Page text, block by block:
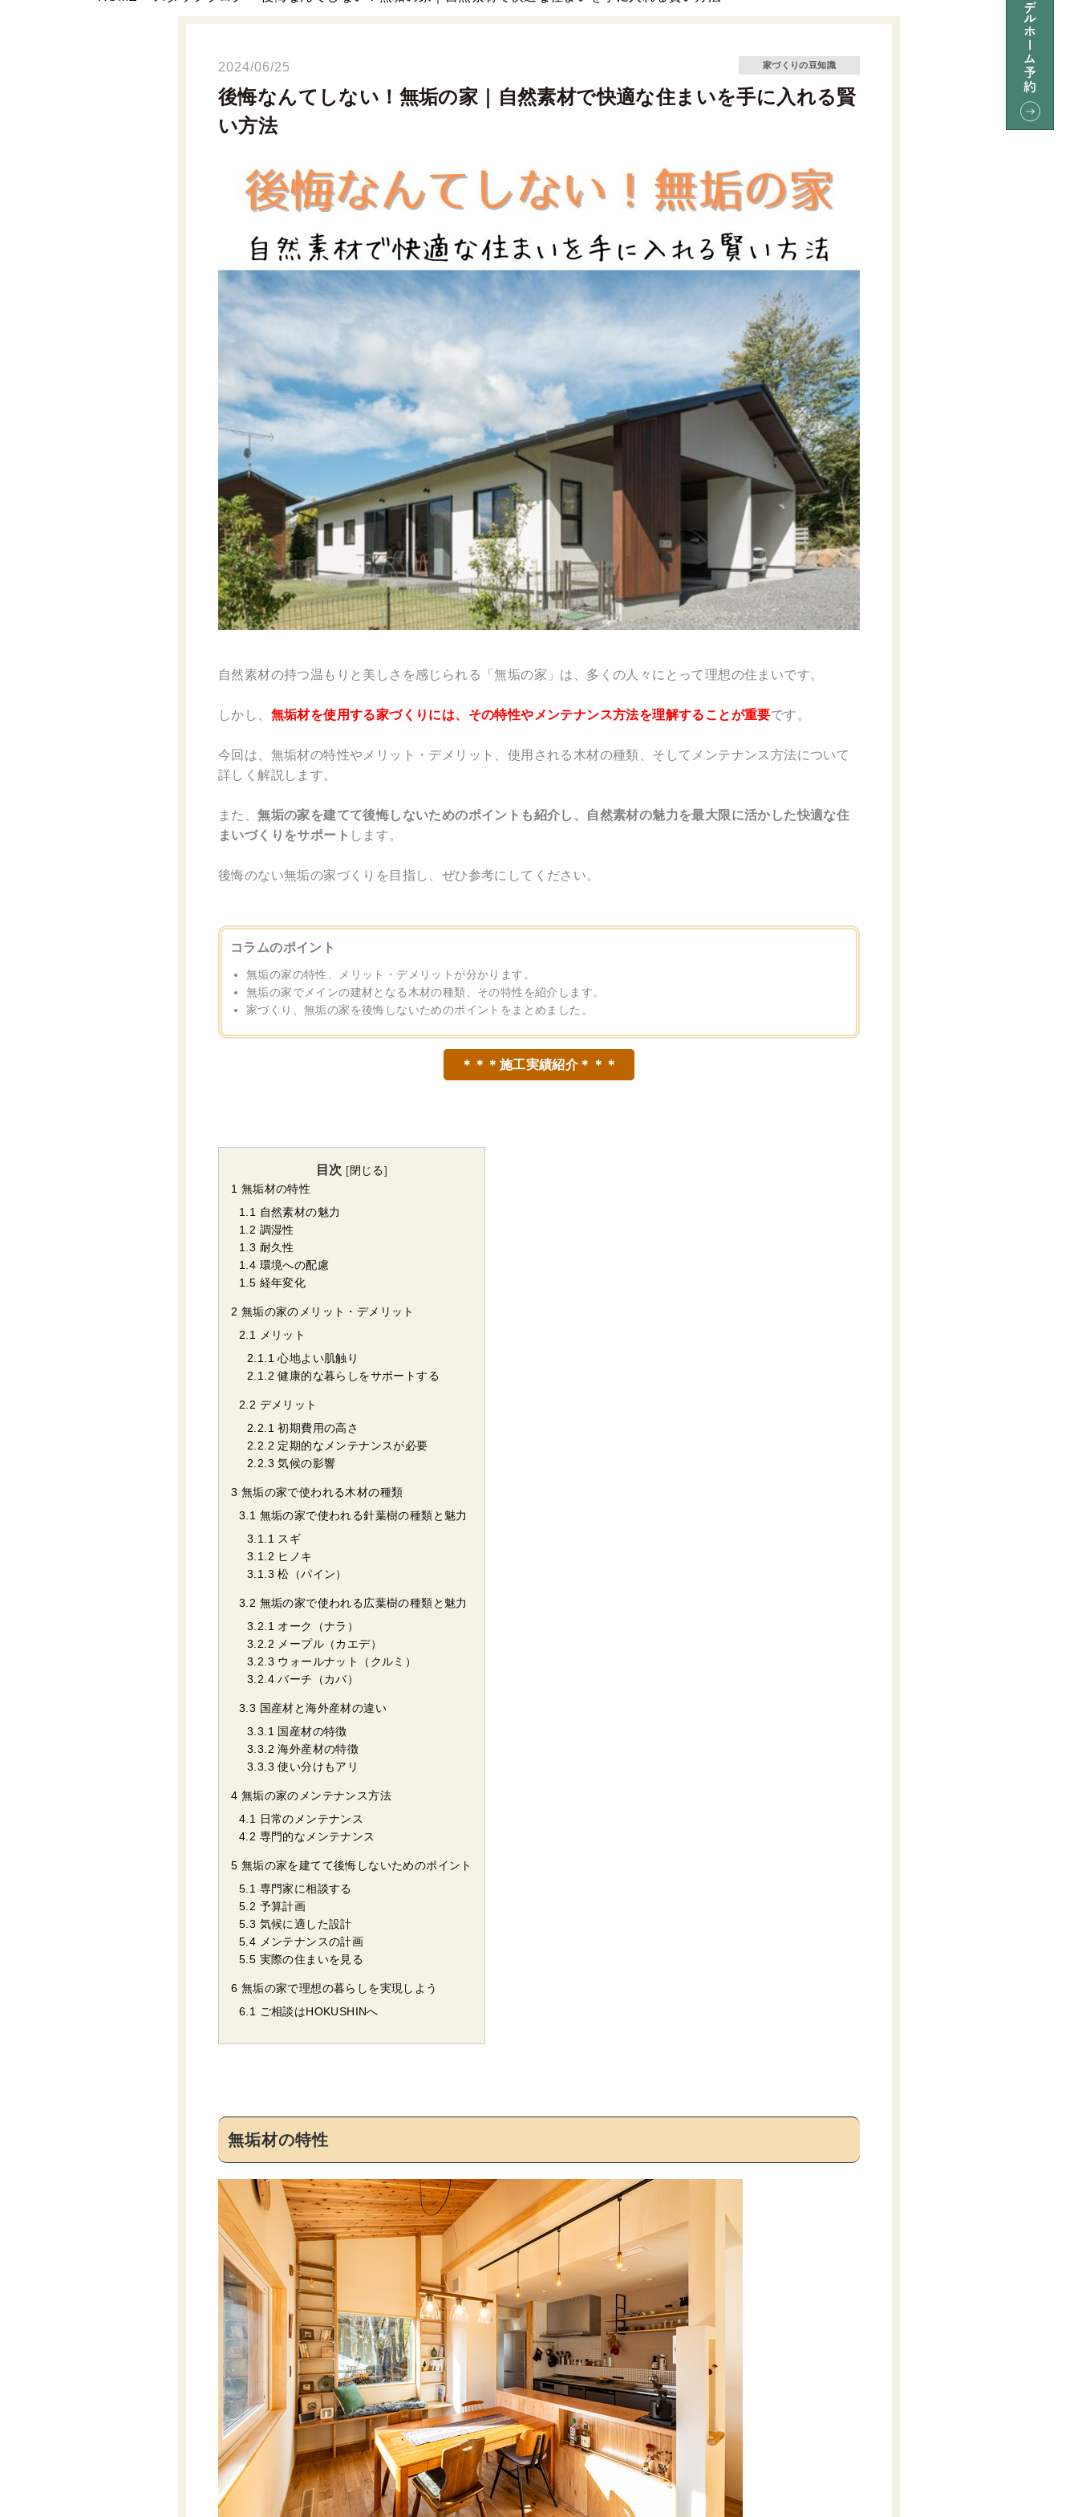
家づくりの豆知識
2024/06/25
後悔なんてしない！無垢の家｜自然素材で快適な住まいを手に入れる賢
い方法
自然素材の持つ温もりと美しさを感じられる「無垢の家」は、多くの人々にとって理想の住まいです。
しかし、 無垢材を使用する家づくりには、その特性やメンテナンス方法を理解することが重要です。
今回は、無垢材の特性やメリット・デメリット、使用される木材の種類、そしてメンテナンス方法について
詳しく解説します。
また、無垢の家を建てて後悔しないためのポイントも紹介し、自然素材の魅力を最大限に活かした快適な住
まいづくりをサポート します。
後悔のない無垢の家づくりを目指し、ぜひ参考にしてください。
コラムのポイント
無垢の家の特性、メリット・デメリットが分かります。
無垢の家でメインの建材となる木材の種類、その特性を紹介します。
家づくり、無垢の家を後悔しないためのポイントをまとめました。
＊＊＊施工実績紹介＊＊＊
目次 [閉じる]
1 無垢材の特性
1.1
自然素材の魅力
1.2 調湿性
1.3 耐久性
1.4 環境への配慮
1.5 経年変化
2 無垢の家のメリット・デメリット
2.1
メリット
2.1.1 心地よい肌触り
2.1.2 健康的な暮らしをサポートする
2.2 デメリット
2.2.1 初期費用の高さ
2.2.2 定期的なメンテナンスが必要
2.2.3 気候の影響
3 無垢の家で使われる木材の種類
3.1 無垢の家で使われる針葉樹の種類と魅力
3.1.1 スギ
3.1.2 ヒノキ
3.1.3 松（パイン）
3.2 無垢の家で使われる広葉樹の種類と魅力
3.2.1 オーク（ナラ）
3.2.2 メープル（カエデ）
3.2.3 ウォールナット（クルミ）
3.2.4 バーチ（カバ）
3.3 国産材と海外産材の違い
3.3.1 国産材の特徴
3.3.2 海外産材の特徴
3.3.3 使い分けもアリ
4 無垢の家のメンテナンス方法
4.1
日常のメンテナンス
4.2 専門的なメンテナンス
5 無垢の家を建てて後悔しないためのポイント
5.1 専門家に相談する
5.2 予算計画
5.3 気候に適した設計
5.4 メンテナンスの計画
5.5 実際の住まいを見る
6 無垢の家で理想の暮らしを実現しよう
6.1
ご相談はHOKUSHINへ
無垢材の特性